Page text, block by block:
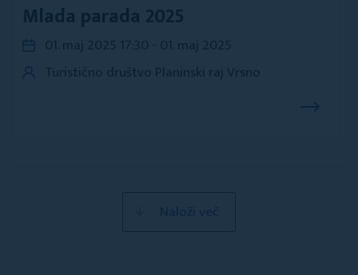
Mlada parada 2025
Naloži več